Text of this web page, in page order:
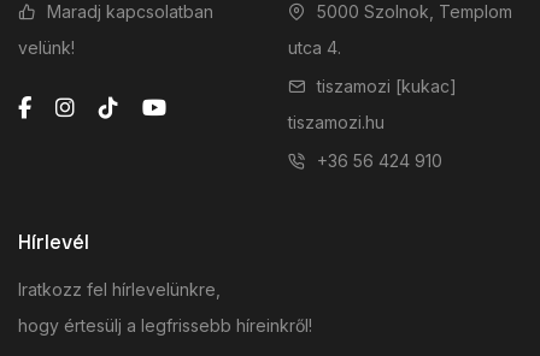
Maradj kapcsolatban
velünk!
5000 Szolnok, Templom
utca 4.
tiszamozi [kukac]
tiszamozi.hu
+36 56 424 910
Hírlevél
Iratkozz fel hírlevelünkre,
hogy értesülj a legfrissebb híreinkről!